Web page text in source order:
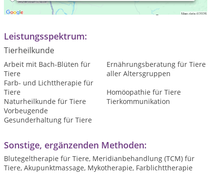
mobile Praxis, nach telefonischer Vereinbarung
Leistungsspektrum:
Tierheilkunde
Arbeit mit Bach-Blüten für
Tiere
Ernährungsberatung für Tiere
aller Altersgruppen
Farb- und Lichttherapie für
Tiere
Homöopathie für Tiere
Naturheilkunde für Tiere
Tierkommunikation
Vorbeugende
Gesunderhaltung für Tiere
Sonstige, ergänzenden Methoden:
Blutegeltherapie für Tiere, Meridianbehandlung (TCM) für
Tiere, Akupunktmassage, Mykotherapie, Farblichttherapie